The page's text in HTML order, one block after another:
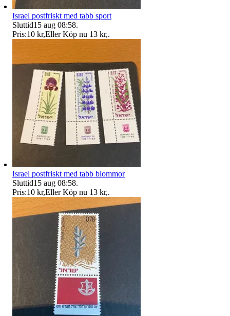
Israel postfriskt med tabb sport
Sluttid15 aug 08:58.
Pris:10 kr,Eller Köp nu 13 kr,.
Israel postfriskt med tabb blommor
Sluttid15 aug 08:58.
Pris:10 kr,Eller Köp nu 13 kr,.